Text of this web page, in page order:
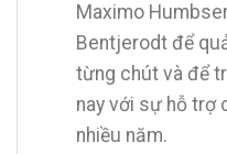
Maximo
Bentjerodt để
từng chút và để
nay với sự hỗ trợ
nhiều năm.